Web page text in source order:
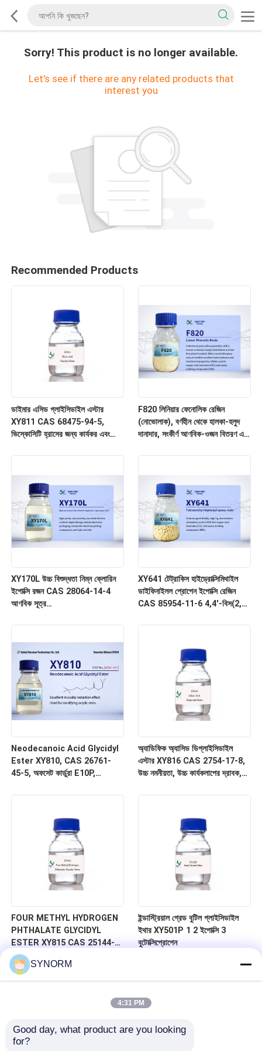
Sorry! This product is no longer available.
Let's see if there are any related products that
interest you
Recommended Products
ডাইমার এসিড গ্লাইসিডাইল এস্টার
XY811 CAS 68475-94-5,
ভিস্কোসিটি হ্রাসের জন্য কার্যকর এবং
F820 লিনিয়ার ফেনোলিক রেজিন
(নোভোলাক), বর্ণহীন থেকে হালকা-হলুদ
দানাদার, সংকীর্ণ আণবিক-ওজন বিতরণ এবং
XY170L উচ্চ বিশুদ্ধতা নিম্ন ক্লোরিন
ইপোক্সি রজন CAS 28064-14-4
আণবিক সূত্র
epichlorohydrin Glycidyl
End-capped
XY641 টেট্রাকিস হাইড্রোক্সিমিথাইল
ডাইফিনাইলল প্রোপেন ইপোক্সি রেজিন
CAS 85954-11-6 4,4'-বিস(2,3-
Neodecanoic Acid Glycidyl
Ester XY810, CAS 26761-
45-5, অফসেট কার্ডুরা E10P,
অ্যাডিফিক অ্যাসিড ডিগ্লাইসিডাইল
এস্টার XY816 CAS 2754-17-8,
উচ্চ নমনীয়তা, উচ্চ কার্যকলাপের দ্রাবক,
FOUR METHYL HYDROGEN
PHTHALATE GLYCIDYL
ESTER XY815 CAS 25144-
03-6, অতি-নিম্ন তাপমাত্রা
প্রতিরোধের, বন্ধন শক্তি উন্নত, লেপ,
যৌগিক উপকরণ, আঠালো, ইলেকট্রনিক্স
ইন্ডাস্ট্রিয়াল গ্রেড বুটিল গ্লাইসিডাইল
ইথার XY501P 1 2 ইপোক্সি 3
বুটোক্সিপ্রোপেন
SYNORM
4:31 PM
Good day, what product are you looking
for?